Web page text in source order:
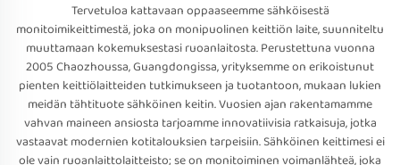
Tervetuloa kattavaan oppaaseemme sähköisestä
monitoimikeittimestä, joka on monipuolinen keittiön laite, suunniteltu
muuttamaan kokemuksestasi ruoanlaitosta. Perustettuna vuonna
2005 Chaozhoussa, Guangdongissa, yrityksemme on erikoistunut
pienten keittiölaitteiden tutkimukseen ja tuotantoon, mukaan lukien
meidän tähtituote sähköinen keitin. Vuosien ajan rakentamamme
vahvan maineen ansiosta tarjoamme innovatiivisia ratkaisuja, jotka
vastaavat modernien kotitalouksien tarpeisiin. Sähköinen keittimesi ei
ole vain ruoanlaittolaitteisto; se on monitoiminen voimanlähteä, joka